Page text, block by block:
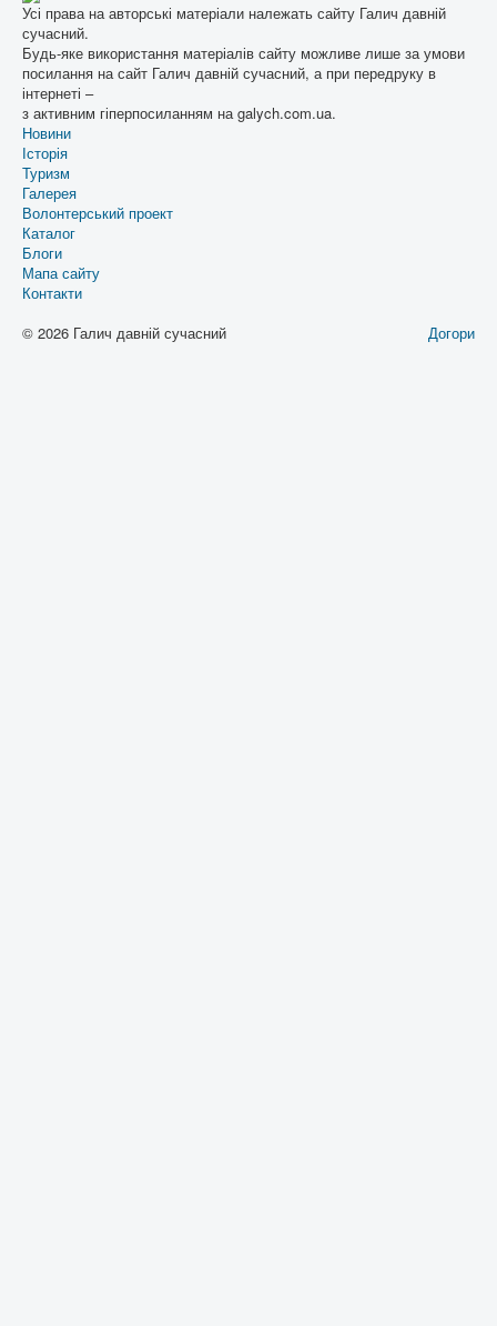
Усі права на авторські матеріали належать сайту Галич давній
сучасний.
Будь-яке використання матеріалів сайту можливе лише за умови
посилання на сайт Галич давній сучасний, а при передруку в
інтернеті –
з активним гіперпосиланням на galych.com.ua.
Новини
Історія
Туризм
Галерея
Волонтерський проект
Каталог
Блоги
Мапа сайту
Контакти
Догори
© 2026 Галич давній сучасний